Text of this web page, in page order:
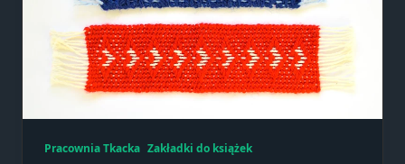
Pracownia Tkacka Zakładki do książek